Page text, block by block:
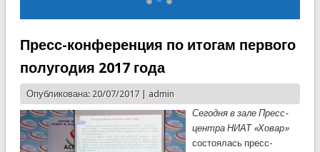
Пресс-конференция по итогам первого
полугодия 2017 года
Опубликована: 20/07/2017 | admin
Сегодня в зале Пресс-
центра НИАТ«Ховар»
состоялась пресс-